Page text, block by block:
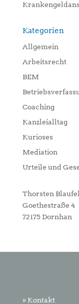
Kategorien
Allgemein
Arbeitsrecht
BEM
Coaching
Kanzleialltag
Kurioses
Mediation
Urteile und
Thorsten
Goethestraße 4
72175 Dornhan
» Kontakt